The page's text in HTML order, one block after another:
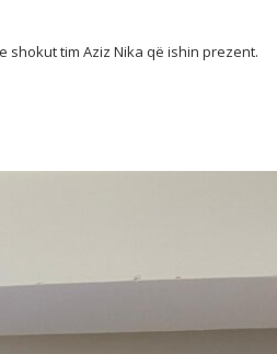
shokut tim Aziz Nika që ishin prezent.